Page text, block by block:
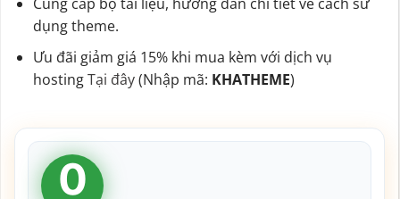
dụng theme.
Ưu đãi giảm giá 15% khi mua kèm với dịch vụ
hostingTại đây(Nhập mã: KHATHEME)
0